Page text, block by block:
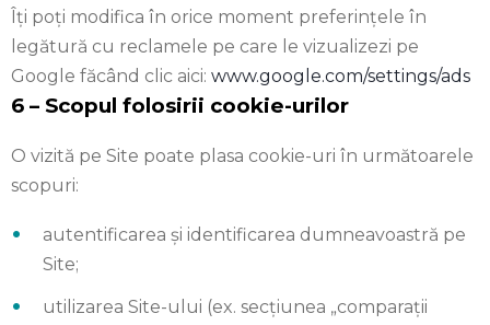
Îți poți modifica în orice moment preferințele în
legătură cu reclamele pe care le vizualizezi pe
Google făcând clic aici: www.google.com/settings/ads
6 – Scopul folosirii cookie-urilor
O vizită pe Site poate plasa cookie-uri în următoarele
scopuri:
autentificarea și identificarea dumneavoastră pe
Site;
utilizarea Site-ului (ex. secțiunea „comparații